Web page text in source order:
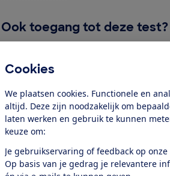
Cookies
We plaatsen cookies. Functionele en
altijd. Deze zijn noodzakelijk om
laten werken en gebruik te kunnen
keuze om:
Je gebruikservaring of feedback op
Op basis van je gedrag je relevantere
Ook toegang tot deze test?
Al lid? Log in